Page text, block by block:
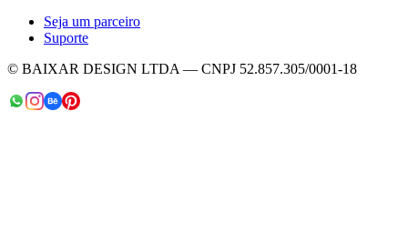
Seja um parceiro
Suporte
© BAIXAR DESIGN LTDA — CNPJ 52.857.305/0001-18